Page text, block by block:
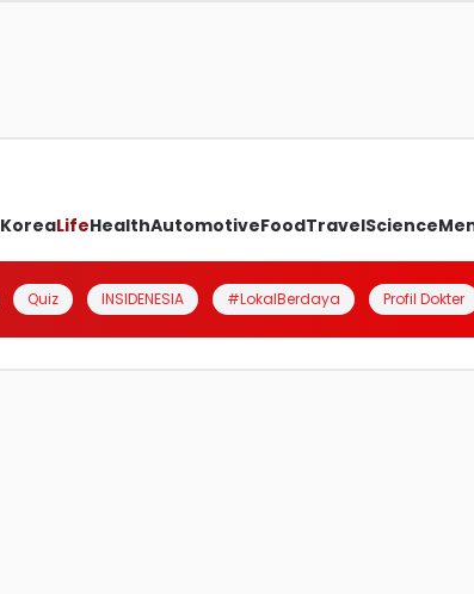
KoreaLifeHealthAutomotiveFoodTravelScience
Quiz INSIDENESIA #LokalBerdaya Profil Dokter